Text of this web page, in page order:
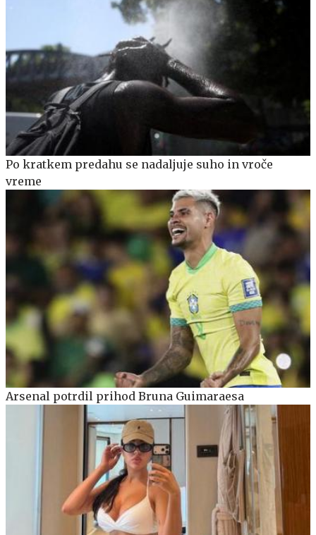
Po kratkem predahu se nadaljuje suho in vroče
vreme
Arsenal potrdil prihod Bruna Guimaraesa